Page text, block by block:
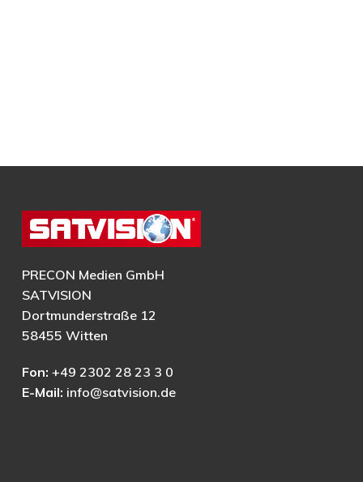
PRECON Medien GmbH
SATVISION
Dortmunderstraße 12
58455 Witten
Fon: +49 2302 28 23 3 0
E-Mail: info@satvision.de